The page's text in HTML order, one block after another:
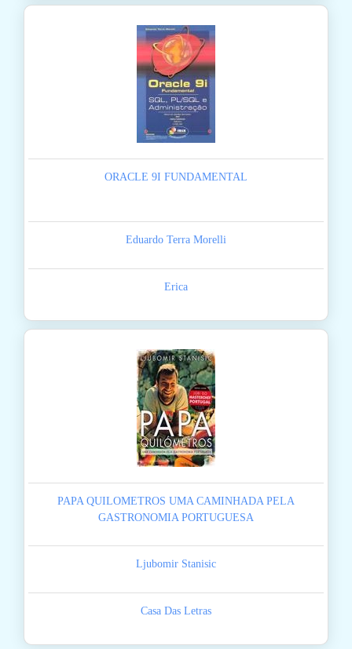
ORACLE 9I FUNDAMENTAL
Eduardo Terra Morelli
Erica
PAPA QUILOMETROS UMA CAMINHADA PELA
GASTRONOMIA PORTUGUESA
Ljubomir Stanisic
Casa Das Letras